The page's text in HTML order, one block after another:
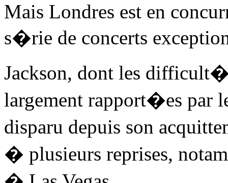
Mais Londres est en
s�rie de concerts
Jackson, dont les
largement rapport�es par
disparu depuis son
� plusieurs reprises,